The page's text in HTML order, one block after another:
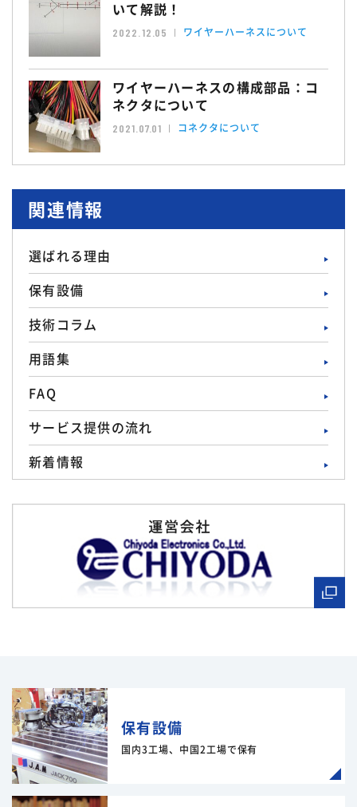
いて解説！
2022.12.05 ワイヤーハーネスについて
ワイヤーハーネスの構成部品：コ
ネクタについて
2021.07.01 コネクタについて
関連情報
選ばれる理由
保有設備
技術コラム
用語集
FAQ
サービス提供の流れ
新着情報
保有設備
国内3工場、中国2工場で保有